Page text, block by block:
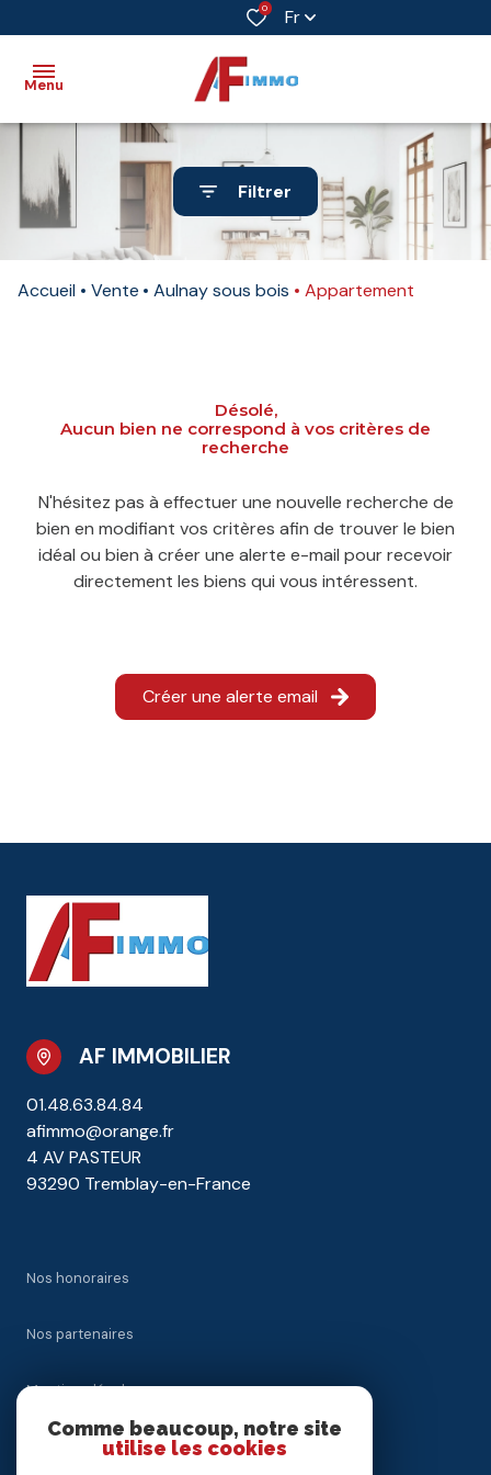
0 Fr
Menu
Accueil
Vente
Immobilier
professionnel
neuf
L'agence
Contact
Filtrer
Accueil Vente Aulnay sous bois Appartement
Désolé,
Aucun bien ne correspond à vos critères de
recherche
N'hésitez pas à effectuer une nouvelle recherche de
bien en modifiant vos critères afin de trouver le bien
idéal ou bien à créer une alerte e-mail pour recevoir
directement les biens qui vous intéressent.
Créer une alerte email
AF IMMOBILIER
01.48.63.84.84
afimmo@orange.fr
4 AV PASTEUR
93290 Tremblay-en-France
Nos honoraires
Nos partenaires
Mentions légales
Comme beaucoup, notre site
utilise les cookies